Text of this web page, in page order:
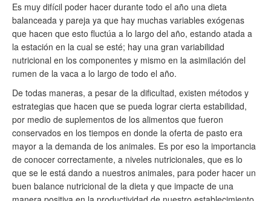
Es muy difícil poder hacer durante todo el año una dieta
balanceada y pareja ya que hay muchas variables exógenas
que hacen que esto fluctúa a lo largo del año, estando atada a
la estación en la cual se esté; hay una gran variabilidad
nutricional en los componentes y mismo en la asimilación del
rumen de la vaca a lo largo de todo el año.
De todas maneras, a pesar de la dificultad, existen métodos y
estrategias que hacen que se pueda lograr cierta estabilidad,
por medio de suplementos de los alimentos que fueron
conservados en los tiempos en donde la oferta de pasto era
mayor a la demanda de los animales. Es por eso la importancia
de conocer correctamente, a niveles nutricionales, que es lo
que se le está dando a nuestros animales, para poder hacer un
buen balance nutricional de la dieta y que impacte de una